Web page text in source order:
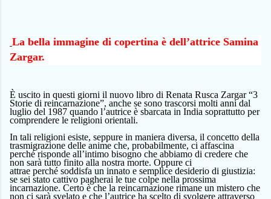
La bella immagine di copertina è dell’attrice Samina
Zargar.
È uscito in questi giorni il nuovo libro di Renata Rusca Zargar “3
Storie di reincarnazione”, anche se sono trascorsi molti annidal
luglio del 1987 quando l’autrice è sbarcata in India soprattutto per
comprendere le religioni orientali.
In tali religioni esiste, seppure in maniera diversa, il concetto della
trasmigrazione delle anime che, probabilmente, ci affascina
perché risponde all’intimo bisogno che abbiamo di credere che
non sarà tutto finito alla nostra morte. Oppure ci
attrae perché soddisfa un innato e semplice desiderio di giustizia:
se sei stato cattivo pagherai le tue colpe nella prossima
incarnazione. Certo è che la reincarnazione rimane un mistero che
non ci sarà svelato e che l’autrice ha scelto di svolgere attraverso